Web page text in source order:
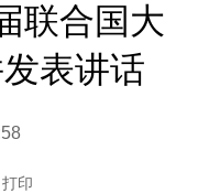
联合国大
表讲话
打印